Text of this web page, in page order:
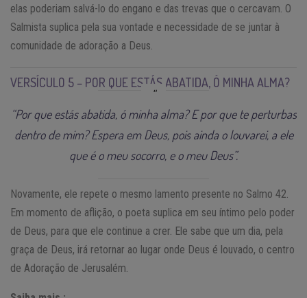
elas poderiam salvá-lo do engano e das trevas que o cercavam. O
Salmista suplica pela sua vontade e necessidade de se juntar à
comunidade de adoração a Deus.
VERSÍCULO 5 – POR QUE ESTÁS ABATIDA, Ó MINHA ALMA?
“Por que estás abatida, ó minha alma? E por que te perturbas
dentro de mim? Espera em Deus, pois ainda o louvarei, a ele
que é o meu socorro, e o meu Deus”.
Novamente, ele repete o mesmo lamento presente no Salmo 42.
Em momento de aflição, o poeta suplica em seu íntimo pelo poder
de Deus, para que ele continue a crer. Ele sabe que um dia, pela
graça de Deus, irá retornar ao lugar onde Deus é louvado, o centro
de Adoração de Jerusalém.